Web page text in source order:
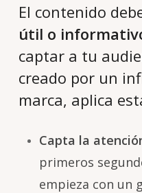
El contenido
útil o
captar a tu
creado por un
marca, aplica
Capta la
primeros
empieza con un